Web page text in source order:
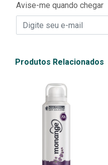
Avise-me quando chegar
Produtos Relacionados